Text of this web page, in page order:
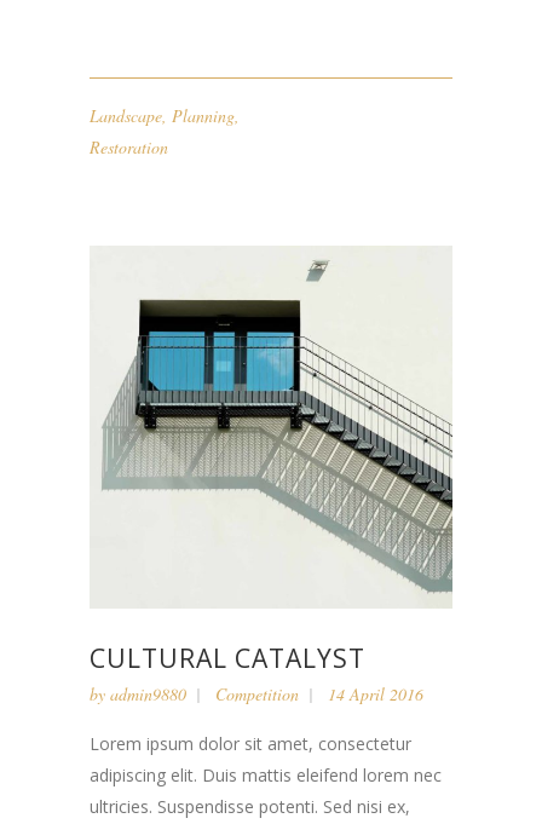
Landscape, Planning,
Restoration
CULTURAL CATALYST
by admin9880 Competition 14 April 2016
Lorem ipsum dolor sit amet, consectetur
adipiscing elit. Duis mattis eleifend lorem nec
ultricies. Suspendisse potenti. Sed nisi ex,